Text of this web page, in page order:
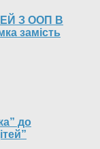
З ООП В
замість
до